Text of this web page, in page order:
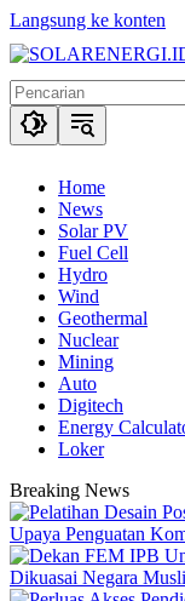
Langsung ke konten
Home
News
Solar PV
Fuel Cell
Hydro
Wind
Geothermal
Nuclear
Mining
Auto
Digitech
Energy
Loker
Breaking News
Upaya Penguatan
Dikuasai Negara